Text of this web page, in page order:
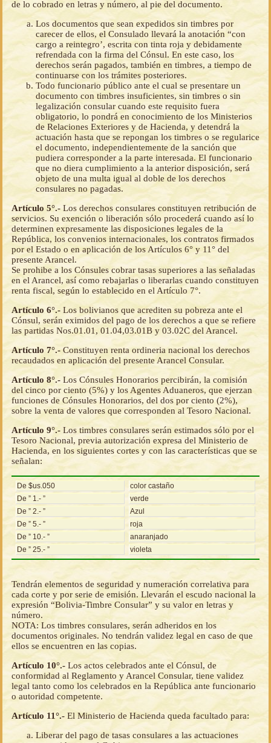
de lo cobrado en letras y número, al pie del documento.
Los documentos que sean expedidos sin timbres por
carecer de ellos, el Consulado llevará la anotación “con
cargo a reintegro’, escrita con tinta roja y debidamente
refrendada con la firma del Cónsul. En este caso, los
derechos serán pagados, también en timbres, a tiempo de
continuarse con los trámites posteriores.
Todo funcionario público ante el cual se presentare un
documento con timbres insuficientes, sin timbres o sin
legalización consular cuando este requisito fuera
obligatorio, lo pondrá en conocimiento de los Ministerios
de Relaciones Exteriores y de Hacienda, y detendrá la
actuación hasta que se repongan los timbres o se regularice
el documento, independientemente de la sanción que
pudiera corresponder a la parte interesada. El funcionario
que no diera cumplimiento a la anterior disposición, será
objeto de una multa igual al doble de los derechos
consulares no pagadas.
Artículo 5°.- Los derechos consulares constituyen retribución de
servicios. Su exención o liberación sólo procederá cuando así lo
determinen expresamente las disposiciones legales de la
República, los convenios internacionales, los contratos firmados
por el Estado o en aplicación de los Artículos 6° y 11° del
presente Arancel.
Se prohibe a los Cónsules cobrar tasas superiores a las señaladas
en el Arancel, así como rebajarlas o liberarlas cuando constituyen
renta fiscal, según lo establecido en el Artículo 7°.
Artículo 6°.- Los bolivianos que acrediten su pobreza ante el
Cónsul, serán eximidos del pago de los derechos a que se refiere
las partidas Nos.01.01, 01.04,03.01B y 03.02C del Arancel.
Artículo 7°.-Constituyen renta ordineria nacional los derechos
recaudados en aplicación del presente Arancel Consular.
Artículo 8°.- Los Cónsules Honorarios percibirán, la comisión
del cinco por ciento (5%) y los Agentes Aduaneros, que ejerzan
funciones de Cónsules Honorarios, del dos por ciento (2%),
sobre la venta de valores que corresponden al Tesoro Nacional.
Artículo 9°.- Los timbres consulares serán estimados sólo por el
Tesoro Nacional, previa autorización expresa del Ministerio de
Hacienda, en los siguientes cortes y con las características que se
señalan:
De $us.050
color castaño
De ” 1.- ”
verde
De ” 2.- ”
Azul
De ” 5.- ”
roja
De ” 10.- ”
anaranjado
De ” 25.- ”
violeta
Tendrán elementos de seguridad y numeración correlativa para
cada corte y por serie de emisión. Llevarán el escudo nacional la
expresión “Bolivia-Timbre Consular” y su valor en letras y
número.
NOTA: Los timbres consulares, serán adheridos en los
documentos originales. No tendrán validez legal en caso de que
ellos se encuentren en las copias.
Artículo 10°.- Los actos celebrados ante el Cónsul, de
conformidad al Reglamento y Arancel Consular, tiene validez
legal tanto como los celebrados en la República ante funcionario
o autoridad competente.
Artículo 11°.- El Ministerio de Hacienda queda facultado para:
Liberar del pago de tasas consulares a las actuaciones